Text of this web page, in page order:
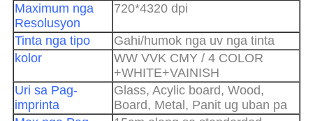
Maximum nga
Resolusyon
720*4320 dpi
Tinta nga tipo
Gahi/humok nga uv nga tinta
kolor
WW VVK CMY / 4 COLOR
+WHITE+VAINISH
Uri sa Pag-
imprinta
Glass, Acylic board, Wood,
Board, Metal, Panit ug uban pa